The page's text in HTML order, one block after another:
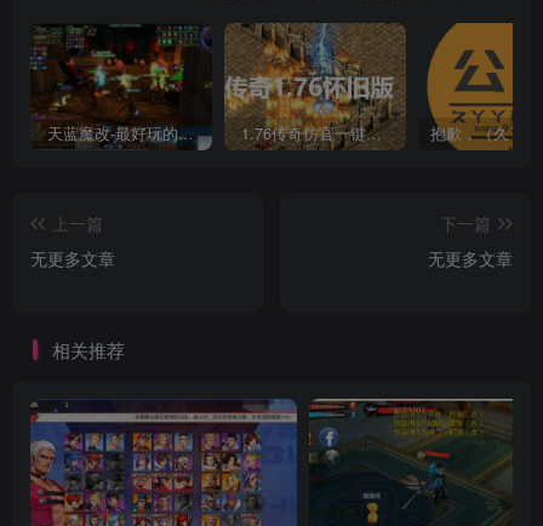
天蓝魔改-最好玩的魔兽世界巫妖王V335精品单机端【最智能的机器人】 1.76传奇仿官一键启动无后台和辅助究极肝传奇
上一篇
无更多文章
下一篇
无更多文章
相关推荐